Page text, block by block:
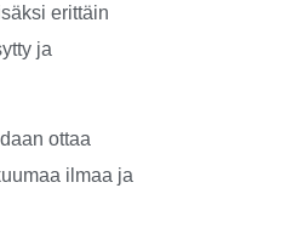
erittäin
ja
ottaa
ilmaa ja